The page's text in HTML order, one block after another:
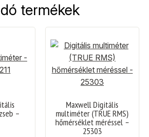
termékek
–
Maxwell Digitális
multiméter (TRUE RMS)
hőmérséklet méréssel –
25303